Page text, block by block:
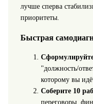
лучше сперва
приоритеты.
Быстрая
Сформулируйте
"должность/
которому вы
Соберите 10
переговоры,